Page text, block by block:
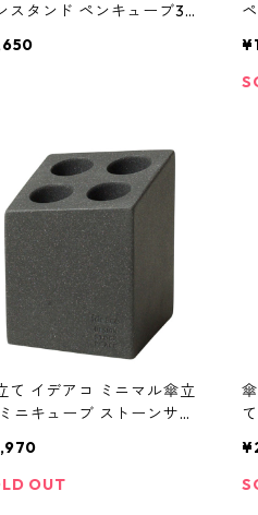
スタンド ペンキューブ3
て イデアコ ミニマル傘立
ニキューブ ストーンサン
mini cube ストーンサ
ブラック
OUT
a